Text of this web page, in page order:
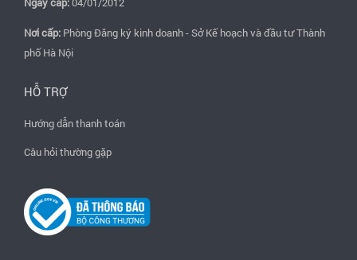
Nơi cấp: Phòng Đăng ký kinh doanh - Sở Kế hoạch và đầu tư Thành
phố Hà Nội
HỖ TRỢ
Hướng dẫn thanh toán
Câu hỏi thường gặp